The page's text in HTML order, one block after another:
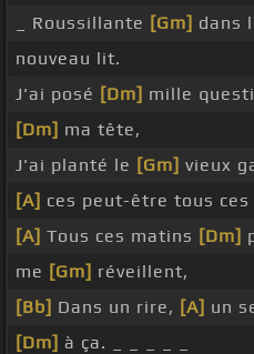
_ Roussillante [Gm] dans
nouveau lit.
J'ai posé [Dm] mille
[Dm] ma tête,
J'ai planté le [Gm] vieux
[A] ces peut-être tous
[A] Tous ces matins [Dm]
me [Gm] réveillent,
[Bb] Dans un rire, [A] un
[Dm] à ça. _ _ _ _ _